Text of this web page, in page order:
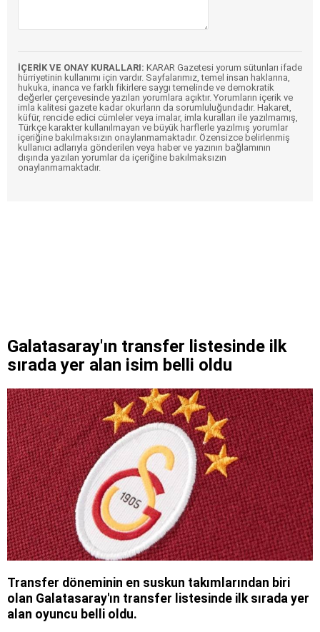
İÇERİK VE ONAY KURALLARI: KARAR Gazetesi yorum sütunları ifade
hürriyetinin kullanımı için vardır. Sayfalarımız, temel insan haklarına,
hukuka, inanca ve farklı fikirlere saygı temelinde ve demokratik
değerler çerçevesinde yazılan yorumlara açıktır. Yorumların içerik ve
imla kalitesi gazete kadar okurların da sorumluluğundadır. Hakaret,
küfür, rencide edici cümleler veya imalar, imla kuralları ile yazılmamış,
Türkçe karakter kullanılmayan ve büyük harflerle yazılmış yorumlar
içeriğine bakılmaksızın onaylanmamaktadır. Özensizce belirlenmiş
kullanıcı adlarıyla gönderilen veya haber ve yazının bağlamının
dışında yazılan yorumlar da içeriğine bakılmaksızın
onaylanmamaktadır.
Galatasaray'ın transfer listesinde ilk
sırada yer alan isim belli oldu
Transfer döneminin en suskun takımlarından biri
olan Galatasaray'ın transfer listesinde ilk sırada yer
alan oyuncu belli oldu.